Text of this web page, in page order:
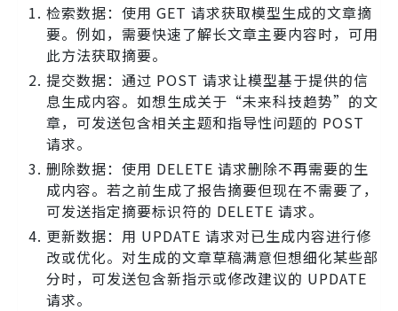
检索数据：使用 GET 请求获取模型生成的文章摘
要。例如，需要快速了解长文章主要内容时，可用
此方法获取摘要。
提交数据：通过 POST 请求让模型基于提供的信
息生成内容。如想生成关于“未来科技趋势”的文
章，可发送包含相关主题和指导性问题的 POST
请求。
删除数据：使用 DELETE 请求删除不再需要的生
成内容。若之前生成了报告摘要但现在不需要了，
可发送指定摘要标识符的 DELETE 请求。
更新数据：用 UPDATE 请求对已生成内容进行修
改或优化。对生成的文章草稿满意但想细化某些部
分时，可发送包含新指示或修改建议的 UPDATE
请求。